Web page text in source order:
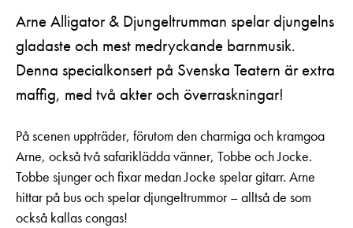
Arne Alligator & Djungeltrumman spelar djungelns
gladaste och mest medryckande barnmusik.
Denna specialkonsert på Svenska Teatern är extra
maffig, med två akter och överraskningar!
På scenen uppträder, förutom den charmiga och kramgoa
Arne, också två safariklädda vänner, Tobbe och Jocke.
Tobbe sjunger och fixar medan Jocke spelar gitarr. Arne
hittar på bus och spelar djungeltrummor – alltså de som
också kallas congas!